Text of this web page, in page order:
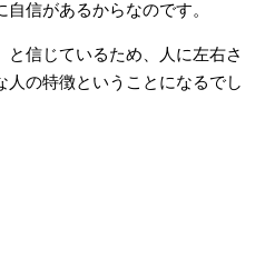
信があるからなのです。
と信じているため、人に左右さ
の特徴ということになるでし